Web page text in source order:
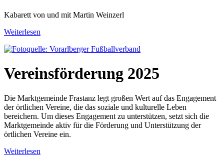
Kabarett von und mit Martin Weinzerl
Weiterlesen
Vereinsförderung 2025
Die Marktgemeinde Frastanz legt großen Wert auf das Engagement
der örtlichen Vereine, die das soziale und kulturelle Leben
bereichern. Um dieses Engagement zu unterstützen, setzt sich die
Marktgemeinde aktiv für die Förderung und Unterstützung der
örtlichen Vereine ein.
Weiterlesen